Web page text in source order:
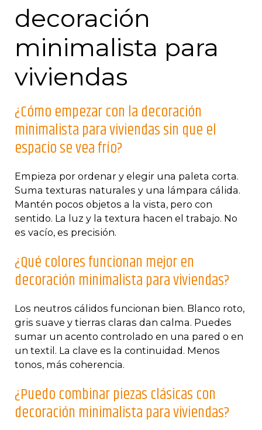
decoración
minimalista para
viviendas
¿Cómo empezar con la decoración
minimalista para viviendas sin que el
espacio se vea frío?
Empieza por ordenar y elegir una paleta corta.
Suma texturas naturales y una lámpara cálida.
Mantén pocos objetos a la vista, pero con
sentido. La luz y la textura hacen el trabajo. No
es vacío, es precisión.
¿Qué colores funcionan mejor en
decoración minimalista para viviendas?
Los neutros cálidos funcionan bien. Blanco roto,
gris suave y tierras claras dan calma. Puedes
sumar un acento controlado en una pared o en
un textil. La clave es la continuidad. Menos
tonos, más coherencia.
¿Puedo combinar piezas clásicas con
decoración minimalista para viviendas?